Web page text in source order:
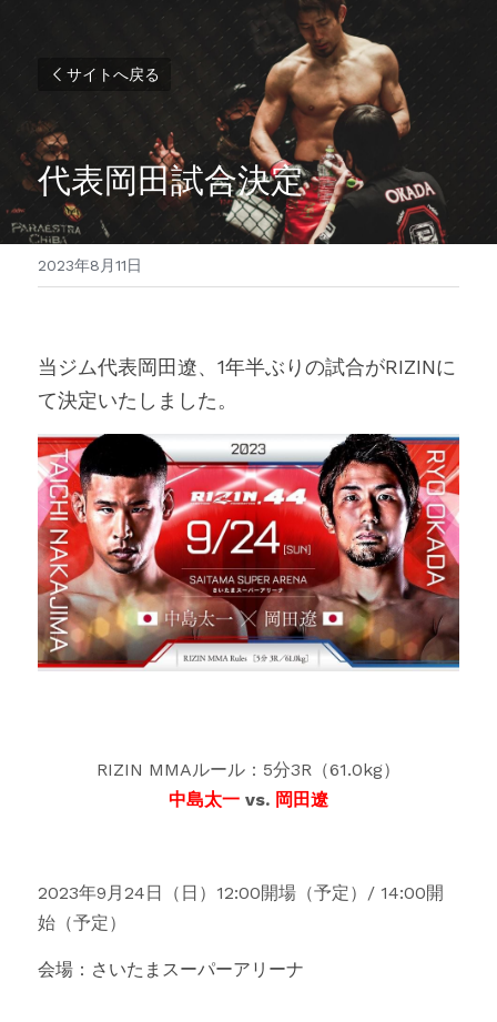
サイトへ戻る
代表岡田試合決定
2023年8月11日
当ジム代表岡田遼、1年半ぶりの試合がRIZINに
て決定いたしました。
RIZIN MMAルール：5分3R（61.0kg）
中島太一 vs. 岡田遼
2023年9月24日（日）12:00開場（予定）/ 14:00開
始（予定）
会場：さいたまスーパーアリーナ